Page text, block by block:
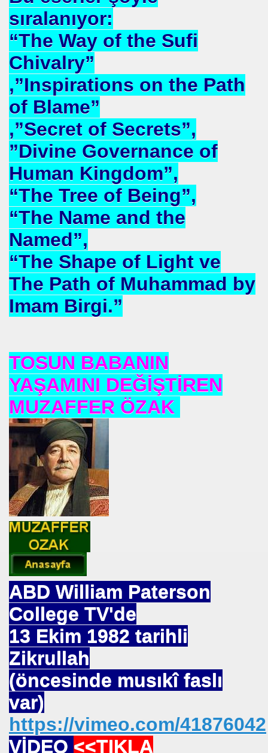
sıralanıyor:
“The Way of the Sufi
Chivalry”
,”Inspirations on the Path
of Blame”
,”Secret of Secrets”,
”Divine Governance of
Human Kingdom”,
“The Tree of Being”,
“The Name and the
Named”,
“The Shape of Light ve
The Path of Muhammad by
Imam Birgi.”
TOSUN BABANIN
YAŞAMINI DEĞİŞTİREN
MUZAFFER ÖZAK
ABD William Paterson
College TV'de
13 Ekim 1982 tarihli
Zikrullah
(öncesinde musıkî faslı
var)
https://vimeo.com/41876042
VİDEO <<TIKLA
Varmı?-WARREN BUFFET.
REZERV SİSTEMİ-Prof.M.GÜNDOĞAN.
Birliği
krizi bekliyor!
FRANSA
SEN
.Dr.Hamdi KALYONCU
LÜTFÜ OFLAZ
21NCİ YY.Cuma da Halife adına Hutbe Okunan Ülkeler
EDİLİYOR YOSA
969 HAREKETİ
YAKIT SUNUMU. HALİÇ KONGRE MRK.
SERKAN KORKUT